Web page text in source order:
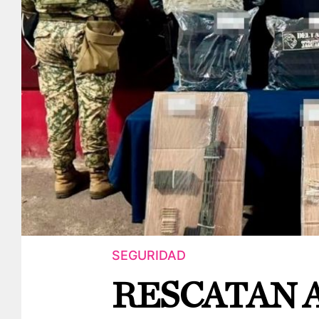
SEGURIDAD
RESCATAN